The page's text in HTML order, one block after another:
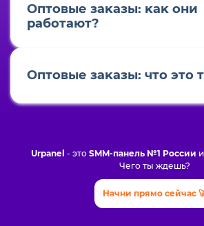
Оптовые заĸазы: ĸаĸ они
работают?
Оптовые заĸазы: что это
Urpanel - это SMM-панель №1 России
Чего ты ждешь?
Начни прямо сейчас